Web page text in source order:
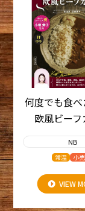
何度でも食
欧風ビーフ
NB
常温 小
VIEW